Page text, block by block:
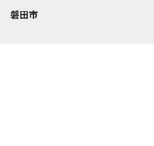
磐田市